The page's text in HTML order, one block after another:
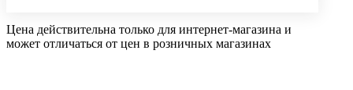
Цена действительна только для интернет-магазина и
может отличаться от цен в розничных магазинах